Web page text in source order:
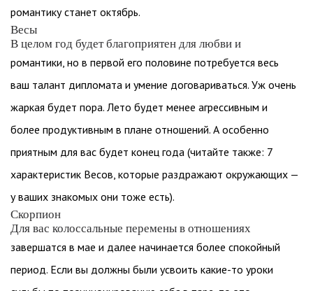
романтику станет октябрь.
Весы
В целом год будет благоприятен для любви и
романтики, но в первой его половине потребуется весь
ваш талант дипломата и умение договариваться. Уж очень
жаркая будет пора. Лето будет менее агрессивным и
более продуктивным в плане отношений. А особенно
приятным для вас будет конец года (читайте также: 7
характеристик Весов, которые раздражают окружающих —
у ваших знакомых они тоже есть).
Скорпион
Для вас колоссальные перемены в отношениях
завершатся в мае и далее начинается более спокойный
период. Если вы должны были усвоить какие-то уроки